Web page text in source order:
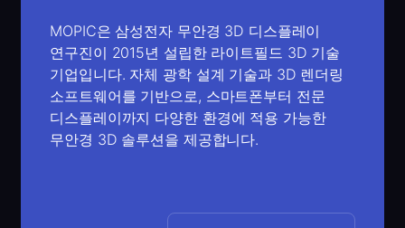
MOPIC은 삼성전자 무안경 3D 디스플레이
연구진이 2015년 설립한 라이트필드 3D 기술
기업입니다. 자체 광학 설계 기술과 3D 렌더링
소프트웨어를 기반으로, 스마트폰부터 전문
디스플레이까지 다양한 환경에 적용 가능한
무안경 3D 솔루션을 제공합니다.